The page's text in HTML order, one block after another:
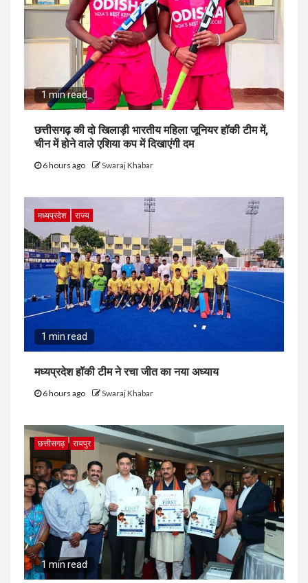
1 min read
छत्तीसगढ़ की दो खिलाड़ी भारतीय महिला जूनियर हॉकी टीम में,
चीन में होने वाले एशिया कप में दिखाएंगी दम
6 hours ago Swaraj Khabar
मध्यप्रदेश राज्य
1 min read
मध्यप्रदेश हॉकी टीम ने रचा जीत का नया अध्याय
6 hours ago Swaraj Khabar
छत्तीसगढ़ रायपुर
1 min read